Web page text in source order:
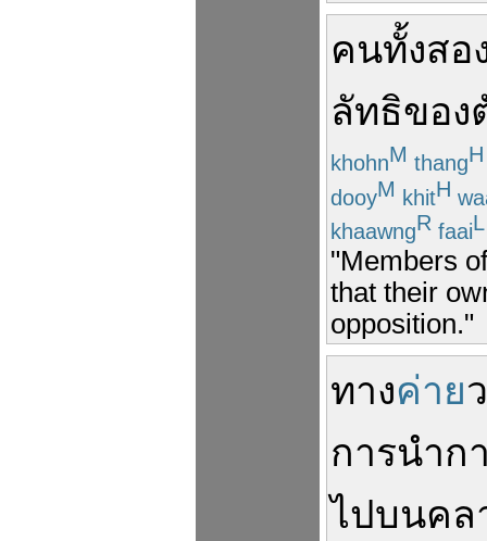
คนทั้งสอ
ลัทธิของ
khohnM thangH
dooyM khitH
khaawngR faaiL
"Members
that their
opposition."
ทางค่าย
การนำก
ไปบนคล